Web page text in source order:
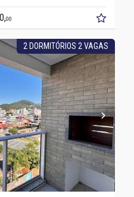
00
2 DORMITÓRIOS 2 VAGAS